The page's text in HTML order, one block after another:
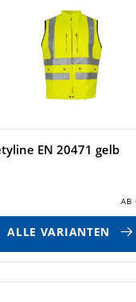
EN 20471 gelb
ALLE VARIANTEN